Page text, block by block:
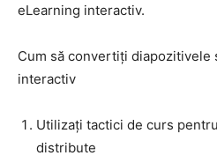
eLearning interactiv.
Cum să convertiți diapozitivele
interactiv
Utilizați tactici de curs
distribute